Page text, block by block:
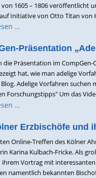
1605 – 1806 veröffentlicht
Initiative von Otto Titan von
…
Präsentation
die Präsentation im
hat, wie man adelige
Adelige Vorfahren suchen
Forschungstipps" Um das
…
Erzbischöfe und
Online-Treffen des Kölner
Karina Kulbach-Fricke. Als
ihrem Vortrag mit
namentlich bekannten